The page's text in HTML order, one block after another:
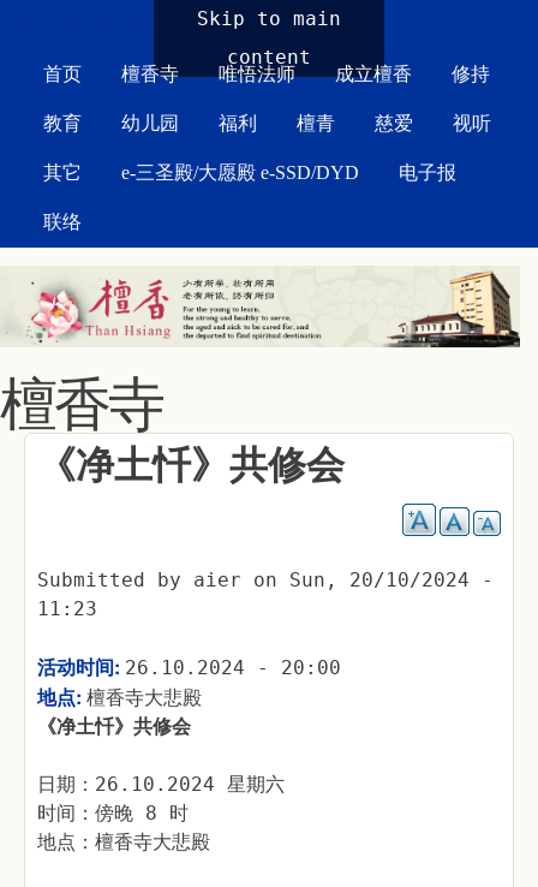
Skip to main
content
首页 檀香寺 唯悟法师 成立檀香 修持
教育 幼儿园 福利 檀青 慈爱 视听
其它 e-三圣殿/大愿殿 e-SSD/DYD 电子报
联络
檀香寺
《净土忏》共修会
Submitted by aier on Sun, 20/10/2024 -
11:23
活动时间: 26.10.2024 - 20:00
地点: 檀香寺大悲殿
《净土忏》共修会
日期：26.10.2024 星期六
时间：傍晚 8 时
地点：檀香寺大悲殿